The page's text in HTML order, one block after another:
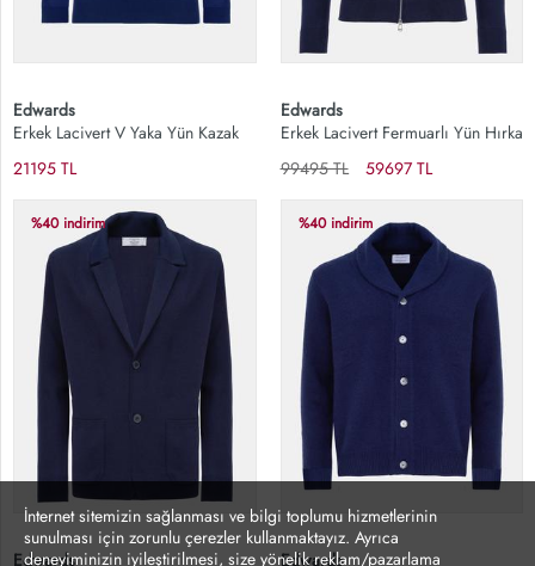
İnternet sitemizin sağlanması ve bilgi toplumu hizmetlerinin
sunulması için zorunlu çerezler kullanmaktayız. Ayrıca
deneyiminizin iyileştirilmesi, size yönelik reklam/pazarlama
Edwards
Erkek Lacivert V Yaka Yün Kazak
21195 TL
Edwards
Erkek Lacivert Fermuarlı Yün Hırka
99495 TL
59697 TL
%40 indirim
Edwards
%40 indirim
Edwards